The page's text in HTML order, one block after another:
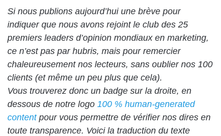
Si nous publions aujourd’hui une brève pour
indiquer que nous avons rejoint le club des 25
premiers leaders d’opinion mondiaux en marketing,
ce n’est pas par hubris, mais pour remercier
chaleureusement nos lecteurs, sans oublier nos 100
clients (et même un peu plus que cela).
Vous trouverez donc un badge sur la droite, en
dessous de notre logo 100 % human-generated
contentpour vous permettre de vérifier nos dires en
toute transparence. Voici la traduction du texte